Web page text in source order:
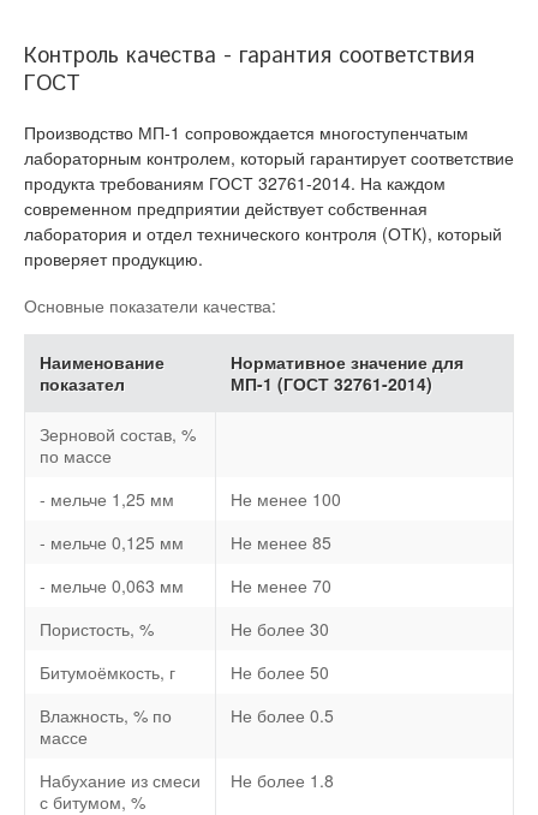
Контроль качества - гарантия соответствия
ГОСТ
Производство МП-1 сопровождается многоступенчатым
лабораторным контролем, который гарантирует соответствие
продукта требованиям ГОСТ 32761-2014. На каждом
современном предприятии действует собственная
лаборатория и отдел технического контроля (ОТК), который
проверяет продукцию.
Основные показатели качества:
Наименование
показател
Нормативное значение для
МП-1 (ГОСТ 32761-2014)
Зерновой состав, %
по массе
- мельче 1,25 мм
Не менее 100
- мельче 0,125 мм
Не менее 85
- мельче 0,063 мм
Не менее 70
Пористость, %
Не более 30
Битумоёмкость, г
Не более 50
Влажность, % по
массе
Не более 0.5
Набухание из смеси
с битумом, %
Не более 1.8